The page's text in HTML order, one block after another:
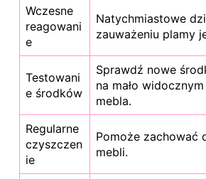
Wczesne
reagowani
e
Natychmiastowe
zauważeniu plamy
Testowani
e środków
Sprawdź nowe
na mało
mebla.
Regularne
czyszczen
ie
Pomoże zachować
mebli.